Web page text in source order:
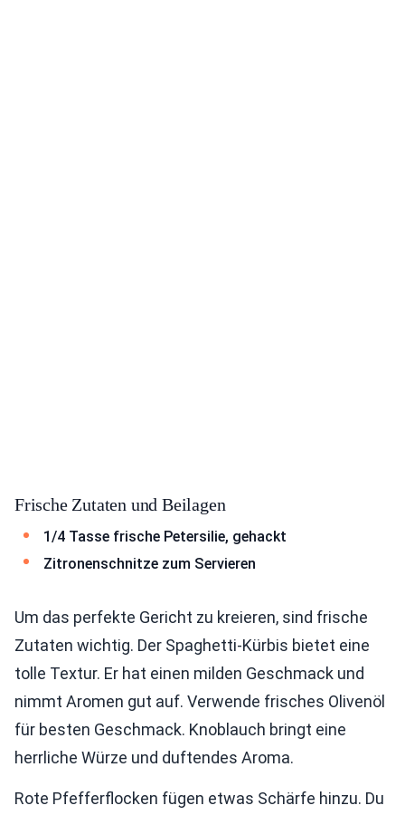
Frische Zutaten und Beilagen
1/4 Tasse frische Petersilie, gehackt
Zitronenschnitze zum Servieren
Um das perfekte Gericht zu kreieren, sind frische
Zutaten wichtig. Der Spaghetti-Kürbis bietet eine
tolle Textur. Er hat einen milden Geschmack und
nimmt Aromen gut auf. Verwende frisches Olivenöl
für besten Geschmack. Knoblauch bringt eine
herrliche Würze und duftendes Aroma.
Rote Pfefferflocken fügen etwas Schärfe hinzu. Du